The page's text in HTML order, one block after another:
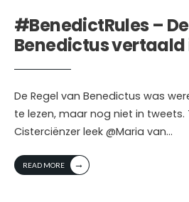
#BenedictRules –
Benedictus vertaald
De Regel van Benedictus was
te lezen, maar nog niet in
Cisterciënzer leek @Maria van...
READ MORE →